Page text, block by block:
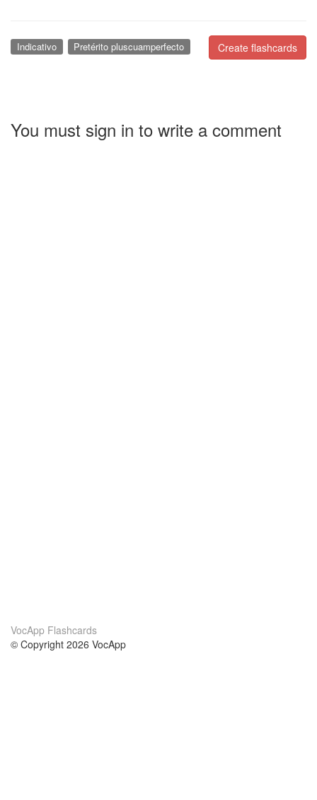
Create flashcards
Indicativo Pretérito pluscuamperfecto
You must sign in to write a comment
VocApp Flashcards
© Copyright 2026 VocApp